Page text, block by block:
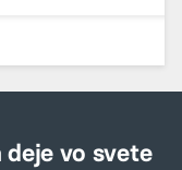
vo svete